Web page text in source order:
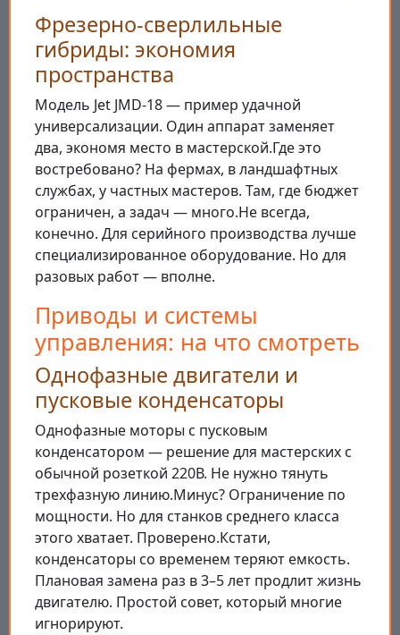
Фрезерно-сверлильные
гибриды: экономия
пространства
Модель Jet JMD-18 — пример удачной
универсализации. Один аппарат заменяет
два, экономя место в мастерской.Где это
востребовано? На фермах, в ландшафтных
службах, у частных мастеров. Там, где бюджет
ограничен, а задач — много.Не всегда,
конечно. Для серийного производства лучше
специализированное оборудование. Но для
разовых работ — вполне.
Приводы и системы
управления: на что смотреть
Однофазные двигатели и
пусковые конденсаторы
Однофазные моторы с пусковым
конденсатором — решение для мастерских с
обычной розеткой 220В. Не нужно тянуть
трехфазную линию.Минус? Ограничение по
мощности. Но для станков среднего класса
этого хватает. Проверено.Кстати,
конденсаторы со временем теряют емкость.
Плановая замена раз в 3–5 лет продлит жизнь
двигателю. Простой совет, который многие
игнорируют.